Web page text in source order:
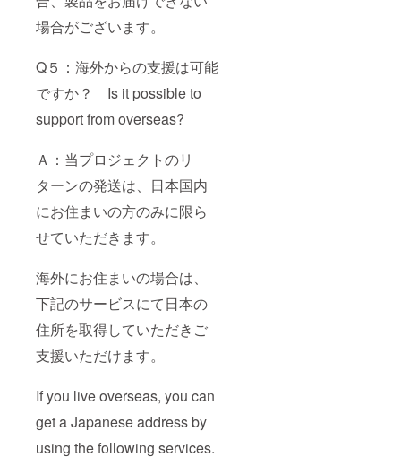
場合がございます。
Q５：海外からの支援は可能
ですか？ Is it possible to
support from overseas?
Ａ：当プロジェクトのリ
ターンの発送は、日本国内
にお住まいの方のみに限ら
せていただきます。
海外にお住まいの場合は、
下記のサービスにて日本の
住所を取得していただきご
支援いただけます。
If you live overseas, you can
get a Japanese address by
using the following services.